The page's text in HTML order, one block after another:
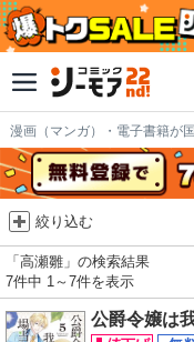
漫画（マンガ）・電子書籍が
絞り込む
「高瀬雛」の検索結果
7件中 1～7件を表示
公爵令嬢は